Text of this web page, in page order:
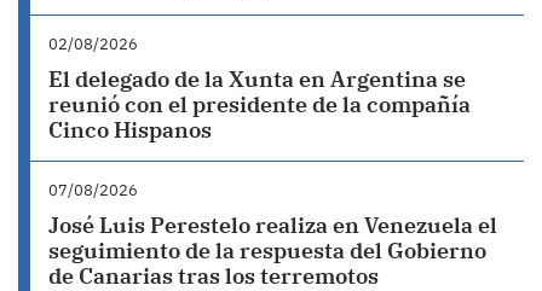
02/08/2026
El delegado de la Xunta en Argentina se
reunió con el presidente de la compañía
Cinco Hispanos
07/08/2026
José Luis Perestelo realiza en Venezuela el
seguimiento de la respuesta del Gobierno
de Canarias tras los terremotos